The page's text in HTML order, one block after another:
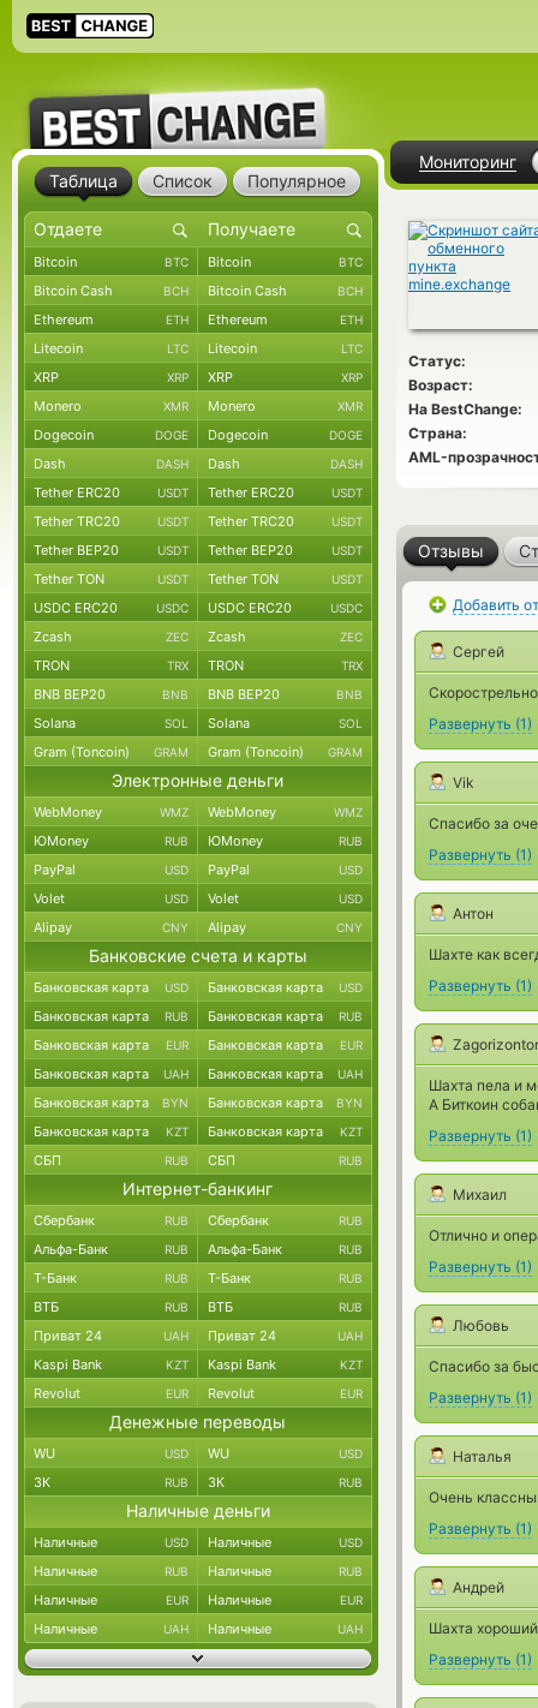
Мониторинг
Статус:
Возраст:
На BestChange:
Страна:
AML-
Отзывы
Добавить
Сергей
Развернуть (1)
Vik
Спасибо за
Развернуть (1)
Антон
Шахте как
Развернуть (1)
Шахта пела и
А Биткоин
Развернуть (1)
Михаил
Отлично и
Развернуть (1)
Любовь
Спасибо за
Развернуть (1)
Наталья
Очень
Развернуть (1)
Андрей
Шахта
Развернуть (1)
Таблица Список Популярное
Bitcoin BTC Bitcoin BTC
Bitcoin Cash BCH Bitcoin Cash BCH
Ethereum ETH Ethereum ETH
Litecoin LTC Litecoin LTC
XRP XRP XRP XRP
Monero XMR Monero XMR
Dogecoin DOGE Dogecoin DOGE
Dash DASH Dash DASH
Tether ERC20 USDT Tether ERC20 USDT
Tether TRC20 USDT Tether TRC20 USDT
Tether BEP20 USDT Tether BEP20 USDT
Tether TON USDT Tether TON USDT
USDC ERC20 USDC USDC ERC20 USDC
Zcash ZEC Zcash ZEC
TRON TRX TRON TRX
BNB BEP20 BNB BNB BEP20 BNB
Solana SOL Solana SOL
Gram (Toncoin) GRAM Gram (Toncoin) GRAM
Электронные деньги
WebMoney WMZ WebMoney WMZ
ЮMoney RUB ЮMoney RUB
PayPal USD PayPal USD
Volet USD Volet USD
Alipay CNY Alipay CNY
Банковские счета и карты
Банковская карта USD Банковская карта USD
Банковская карта RUB Банковская карта RUB
Банковская карта EUR Банковская карта EUR
Банковская карта UAH Банковская карта UAH
Банковская карта BYN Банковская карта BYN
Банковская карта KZT Банковская карта KZT
СБП RUB СБП RUB
Интернет-банкинг
Сбербанк RUB Сбербанк RUB
Альфа-Банк RUB Альфа-Банк RUB
Т-Банк RUB Т-Банк RUB
ВТБ RUB ВТБ RUB
Приват 24 UAH Приват 24 UAH
Kaspi Bank KZT Kaspi Bank KZT
Revolut EUR Revolut EUR
Денежные переводы
WU USD WU USD
ЗК RUB ЗК RUB
Наличные деньги
Наличные USD Наличные USD
Наличные RUB Наличные RUB
Наличные EUR Наличные EUR
Наличные UAH Наличные UAH